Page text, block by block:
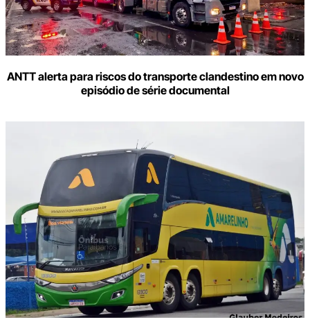
ANTT alerta para riscos do transporte clandestino em novo
episódio de série documental